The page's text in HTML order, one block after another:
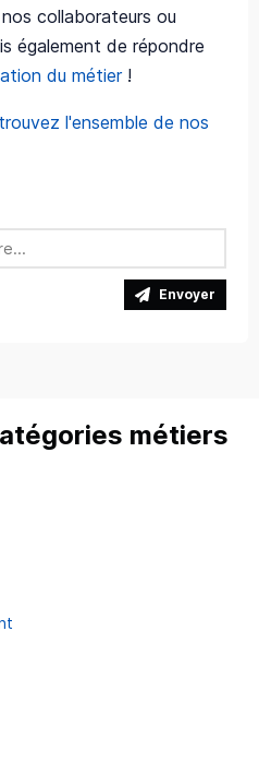
collaborateurs ou
également de répondre
du métier!
l'ensemble de nos
Envoyer
métiers